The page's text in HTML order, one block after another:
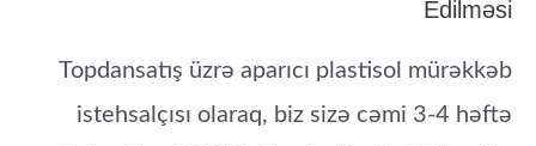
Edilməsi
Topdansatış üzrə aparıcı plastisol mürəkkəb
istehsalçısı olaraq, biz sizə cəmi 3-4 həftə